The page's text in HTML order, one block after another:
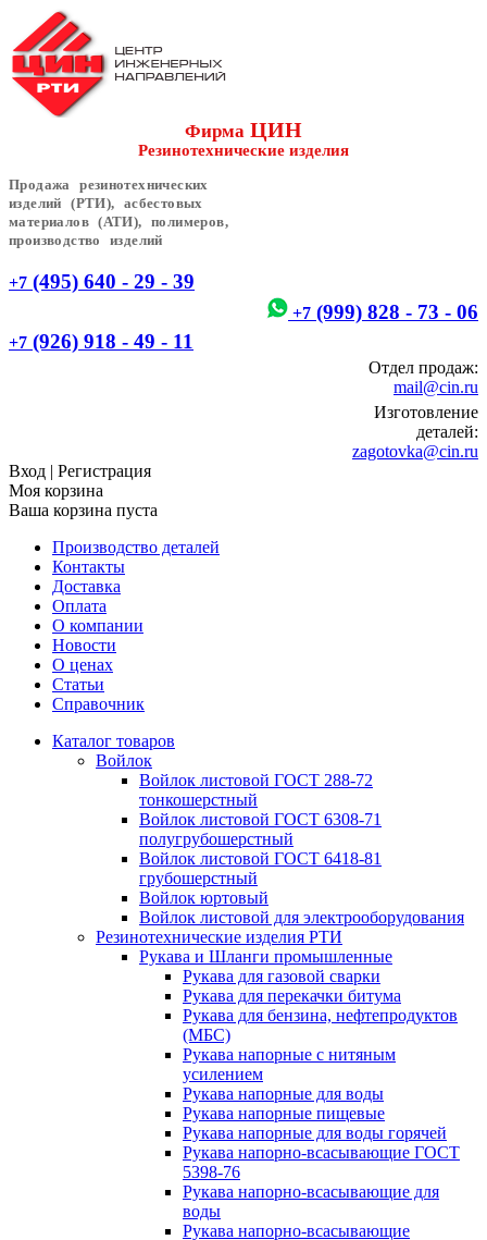
Фирма ЦИН
Резинотехнические изделия
Продажа резинотехнических
изделий (РТИ), асбестовых
материалов (АТИ), полимеров,
производство изделий
+7 (495) 640 - 29 - 39
+7 (999) 828 - 73 - 06
+7 (926) 918 - 49 - 11
Отдел продаж:
mail@cin.ru
Изготовление
деталей:
zagotovka@cin.ru
Вход | Регистрация
Моя корзина
Ваша корзина пуста
Производство деталей
Контакты
Доставка
Оплата
О компании
Новости
О ценах
Статьи
Справочник
Каталог товаров
Войлок
Войлок листовой ГОСТ 288-72
тонкошерстный
Войлок листовой ГОСТ 6308-71
полугрубошерстный
Войлок листовой ГОСТ 6418-81
грубошерстный
Войлок юртовый
Войлок листовой для электрооборудования
Резинотехнические изделия РТИ
Рукава и Шланги промышленные
Рукава для газовой сварки
Рукава для перекачки битума
Рукава для бензина, нефтепродуктов
(МБС)
Рукава напорные с нитяным
усилением
Рукава напорные для воды
Рукава напорные пищевые
Рукава напорные для воды горячей
Рукава напорно-всасывающие ГОСТ
5398-76
Рукава напорно-всасывающие для
воды
Рукава напорно-всасывающие